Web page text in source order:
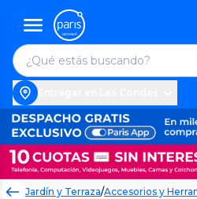
Jardín y Terraza/Accesorios y